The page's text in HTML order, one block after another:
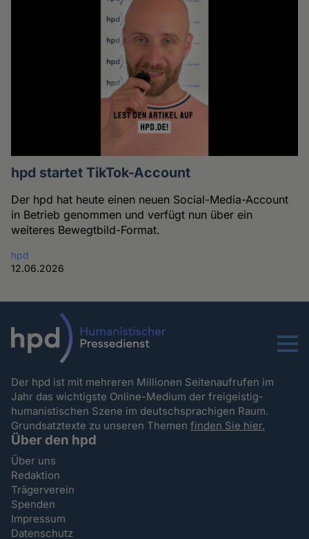
hpd startet TikTok-Account
Der hpd hat heute einen neuen Social-Media-Account
in Betrieb genommen und verfügt nun über ein
weiteres Bewegtbild-Format.
hpd
12.06.2026
Menu
Der hpd ist mit mehreren Millionen Seitenaufrufen im
Jahr das wichtigste Online-Medium der freigeistig-
humanistischen Szene im deutschsprachigen Raum.
Grundsatztexte zu unseren Themenfinden Sie hier.
Über den hpd
Über uns
Redaktion
Trägerverein
Spenden
Impressum
Datenschutz